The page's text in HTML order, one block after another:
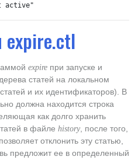
active"
expire при запуске и
статей на локальном
и их идентификаторов). В
должна находится строка
как долго хранить
в файле history , после того,
отклонить эту статью,
предложит ее в определенный